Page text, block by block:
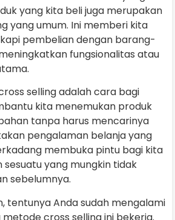
yang kita beli juga merupakan
yang umum. Ini memberi kita
pembelian dengan barang-
fungsionalitas atau
selling adalah cara bagi
kita menemukan produk
tanpa harus mencarinya
pengalaman belanja yang
membuka pintu bagi kita
yang mungkin tidak
sebelumnya.
tentunya Anda sudah mengalami
cross selling ini bekerja.